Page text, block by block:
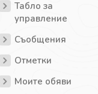
Табло за
управление
Съобщения
Отметки
Моите обяви